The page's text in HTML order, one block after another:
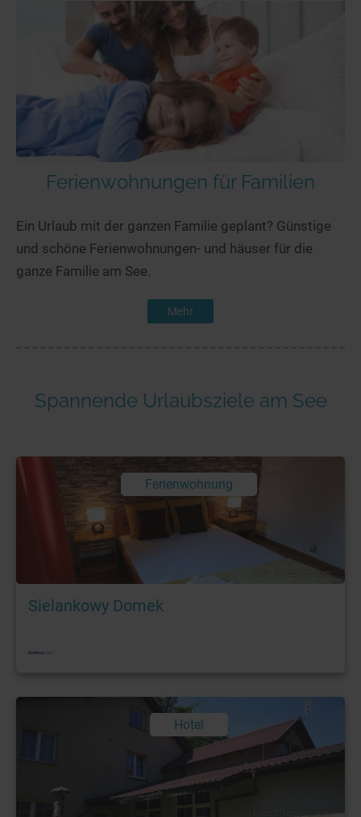
Ferienwohnungen für Familien
Ein Urlaub mit der ganzen Familie geplant? Günstige
und schöne Ferienwohnungen- und häuser für die
ganze Familie am See.
Mehr
Spannende Urlaubsziele am See
Ferienwohnung
Foto: © booking.com
Sielankowy Domek
Hotel
Foto: © booking.com